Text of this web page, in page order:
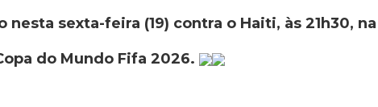
nesta sexta-feira (19) contra o Haiti, às 21h30,
do Mundo Fifa 2026.